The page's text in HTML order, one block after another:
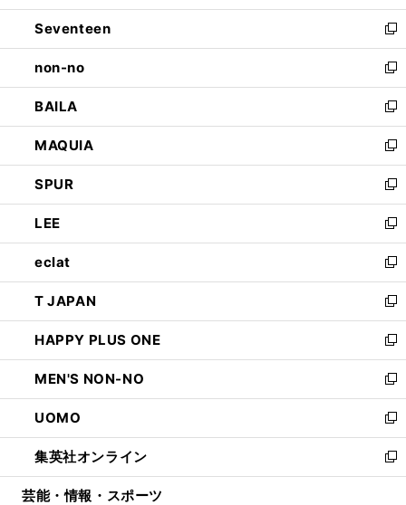
開
く
ウ
で
開
く
ン
ド
ウ
で
開
く
Seventeen
新
し
い
ウ
ィ
ン
ド
ウ
で
開
く
non-no
新
し
い
ウ
ィ
ン
ド
ウ
で
開
く
BAILA
新
し
い
ウ
ィ
ン
ド
ウ
で
開
く
MAQUIA
新
し
い
ウ
ィ
ン
ド
ウ
で
開
く
SPUR
新
し
い
ウ
ィ
ン
ド
ウ
で
開
く
LEE
新
し
い
ウ
ィ
ン
ド
ウ
で
開
く
eclat
新
し
い
ウ
ィ
ン
ド
ウ
で
開
く
T JAPAN
新
し
い
ウ
ィ
ン
ド
ウ
で
開
HAPPY PLUS ONE
新
し
い
ウ
ィ
ン
ド
ウ
MEN'S NON-NO
新
し
い
ウ
ィ
ン
UOMO
新
し
い
ウ
集英社オンライン
新
し
芸能・情報・スポーツ